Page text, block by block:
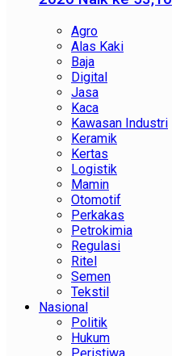
Agro
Alas Kaki
Baja
Digital
Jasa
Kaca
Kawasan Industri
Keramik
Kertas
Logistik
Mamin
Otomotif
Perkakas
Petrokimia
Regulasi
Ritel
Semen
Tekstil
Nasional
Politik
Hukum